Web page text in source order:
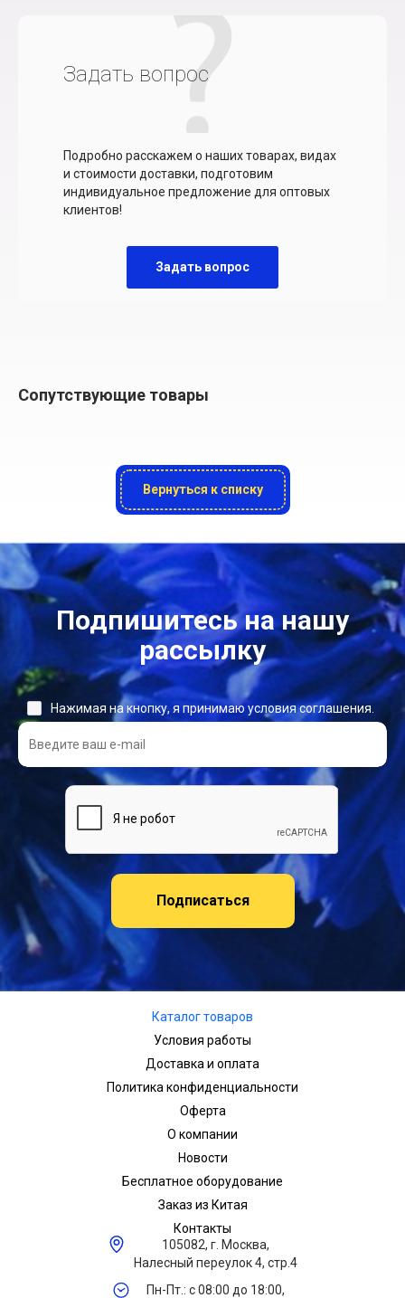
Задать вопрос
Подробно расскажем о наших товарах, видах
и стоимости доставки, подготовим
индивидуальное предложение для оптовых
клиентов!
Задать вопрос
Сопутствующие товары
Вернуться к списку
Подпишитесь на нашу
рассылку
Подписаться
Нажимая на кнопку, я принимаю условия соглашения.
Каталог товаров
Условия работы
Доставка и оплата
Политика конфиденциальности
Оферта
О компании
Новости
Бесплатное оборудование
Заказ из Китая
Контакты
105082, г. Москва,
Налесный переулок 4, стр.4
Пн-Пт.: с 08:00 до 18:00,